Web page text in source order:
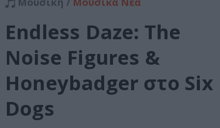
Endless Daze: The
Noise Figures &
Honeybadger στο Six
Dogs